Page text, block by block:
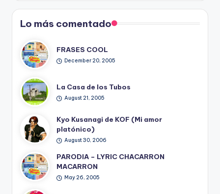
Blog
Lo más comentado
FRASES COOL
December 20, 2005
La Casa de los Tubos
August 21, 2005
Kyo Kusanagi de KOF (Mi amor
platónico)
August 30, 2006
PARODIA – LYRIC CHACARRON
MACARRON
May 26, 2005